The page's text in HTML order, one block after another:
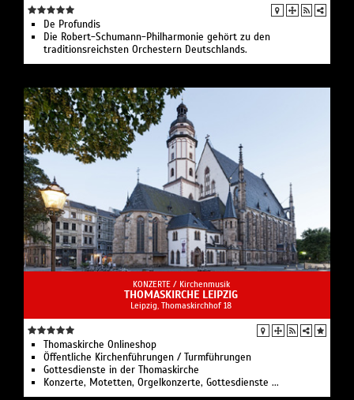
De Profundis
Die Robert-Schumann-Philharmonie gehört zu den
traditionsreichsten Orchestern Deutschlands.
KONZERTE / Kirchenmusik
THOMASKIRCHE LEIPZIG
Leipzig, Thomaskirchhof 18
Thomaskirche Onlineshop
Öffentliche Kirchenführungen / Turmführungen
Gottesdienste in der Thomaskirche
Konzerte, Motetten, Orgelkonzerte, Gottesdienste ...